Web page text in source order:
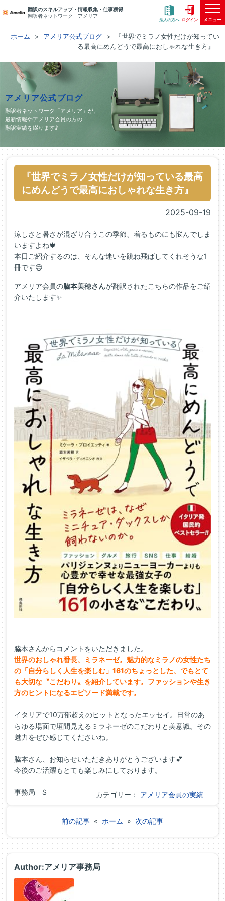
翻訳のスキルアップ・情報収集・仕事獲得
翻訳者ネットワーク アメリア
法人の方へ ログイン メニュー
ホーム アメリア公式ブログ
『世界でミラノ女性だけが知ってい
る最高にめんどうで最高におしゃれな生き方』
アメリア公式ブログ
翻訳者ネットワーク「アメリア」が、
最新情報やアメリア会員の方の
翻訳実績を綴ります♪
『世界でミラノ女性だけが知っている最高
にめんどうで最高におしゃれな生き方』
2025-09-19
涼しさと暑さが混ざり合うこの季節、着るものにも悩んでしま
いますよね🍁
本日ご紹介するのは、そんな迷いを跳ね飛ばしてくれそうな1
冊です😊
アメリア会員の脇本美穂さんが翻訳されたこちらの作品をご紹
介いたします✨
脇本さんからコメントをいただきました。
世界のおしゃれ番長、ミラネーゼ。 魅力的なミラノの女性たち
の「自分らしく人生を楽しむ」 161のちょっとした、でもとて
も大切な〝こだわり〟 を紹介しています。 ファッションや生き
方のヒントになるエピソード満載です。
イタリアで10万部超えのヒットとなったエッセイ。日常のあ
らゆる場面で垣間見えるミラネーゼのこだわりと美意識。その
魅力をぜひ感じてくださいね。
脇本さん、お知らせいただきありがとうございます💕
今後のご活躍もとても楽しみにしております。
事務局 S カテゴリー： アメリア会員の実績
前の記事 « ホーム » 次の記事
Author:アメリア事務局